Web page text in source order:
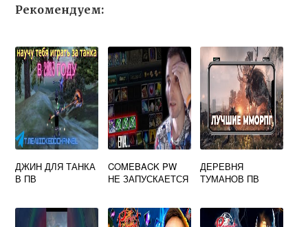
Рекомендуем:
ДЖИН ДЛЯ ТАНКА
В ПВ
COMEBACK PW
НЕ ЗАПУСКАЕТСЯ
ДЕРЕВНЯ
ТУМАНОВ ПВ